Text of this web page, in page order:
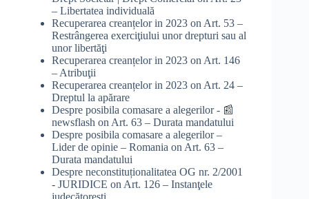
– Libertatea individuală
Recuperarea creanțelor in 2023 on Art. 53 –
Restrângerea exerciţiului unor drepturi sau al
unor libertăţi
Recuperarea creanțelor in 2023 on Art. 146
– Atribuţii
Recuperarea creanțelor in 2023 on Art. 24 –
Dreptul la apărare
Despre posibila comasare a alegerilor - 📰
newsflash on Art. 63 – Durata mandatului
Despre posibila comasare a alegerilor –
Lider de opinie – Romania on Art. 63 –
Durata mandatului
Despre neconstituționalitatea OG nr. 2/2001
- JURIDICE on Art. 126 – Instanţele
judecătoreşti